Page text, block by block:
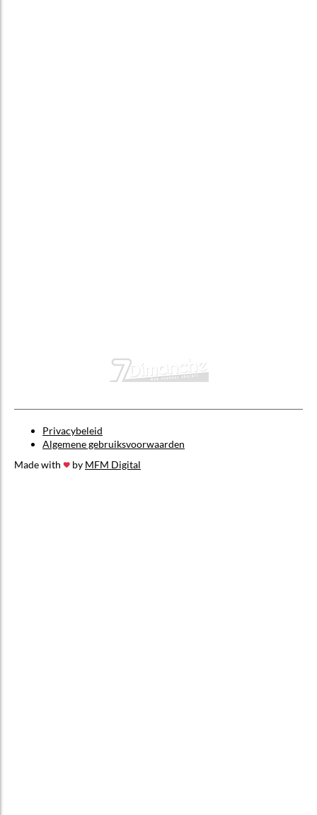
Privacybeleid
Algemene gebruiksvoorwaarden
Made with
by MFM Digital